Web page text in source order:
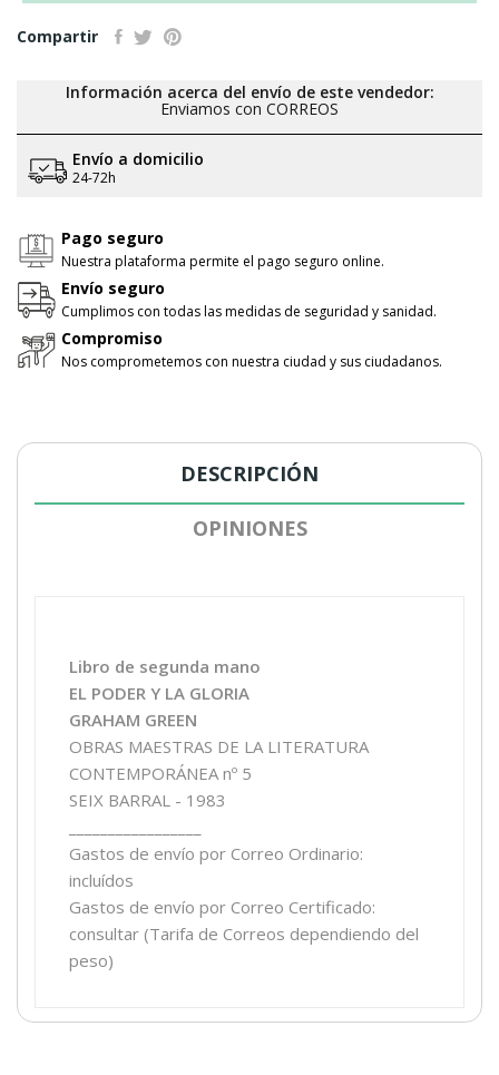
Compartir
Información acerca del envío de este vendedor:
Enviamos con CORREOS
Envío a domicilio
24-72h
Pago seguro
Nuestra plataforma permite el pago seguro online.
Envío seguro
Cumplimos con todas las medidas de seguridad y sanidad.
Compromiso
Nos comprometemos con nuestra ciudad y sus ciudadanos.
DESCRIPCIÓN
OPINIONES
Libro de segunda mano
EL PODER Y LA GLORIA
GRAHAM GREEN
OBRAS MAESTRAS DE LA LITERATURA
CONTEMPORÁNEA nº 5
SEIX BARRAL - 1983
Gastos de envío por Correo Ordinario:
incluídos
Gastos de envío por Correo Certificado:
consultar (Tarifa de Correos dependiendo del
peso)